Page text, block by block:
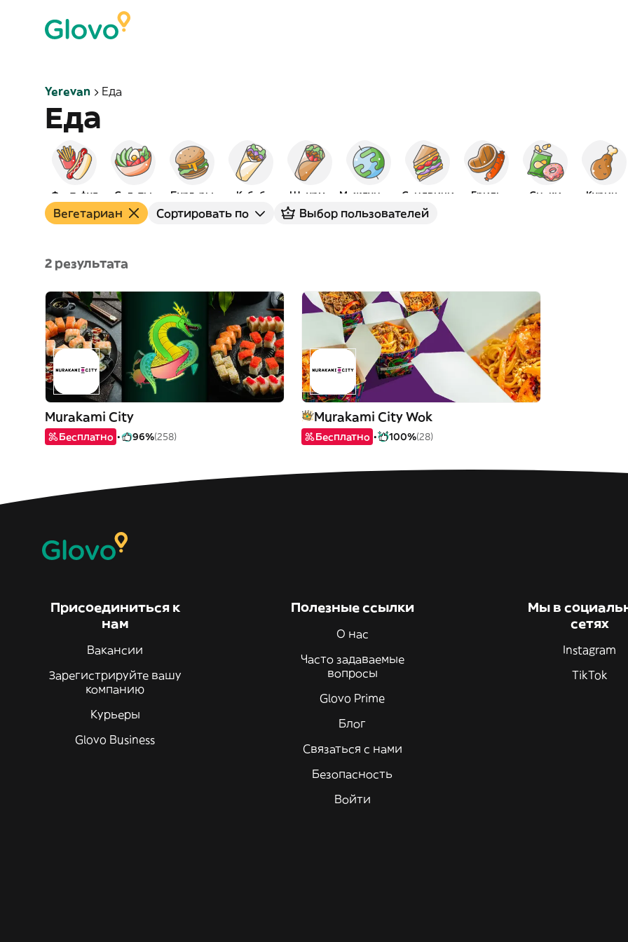
Yerevan Еда
Еда
Фаст-фуд Салаты Бургеры Кебаб Шаурма Сэндвичи Гриль Снэки Курица
Вегетариан Сортировать по Выбор пользователей
2 результата
Murakami City
Бесплатно 96%(258)
Murakami City Wok
Бесплатно 100%(28)
Присоединиться к
нам
Вакансии
Зарегистрируйте вашу
компанию
Курьеры
Glovo Business
Полезные ссылки
О нас
Часто задаваемые
вопросы
Glovo Prime
Блог
Связаться с нами
Безопасность
Войти
Мы в
сетях
Instagram
TikTok